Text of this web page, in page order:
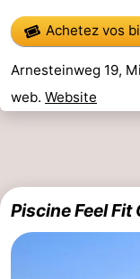
Achetez vos
Arnesteinweg 19,
web. Website
Piscine Feel